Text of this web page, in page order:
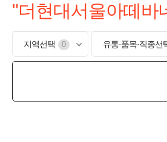
"더현대서울아떼바
지역선택 0 유통·품목·직종선